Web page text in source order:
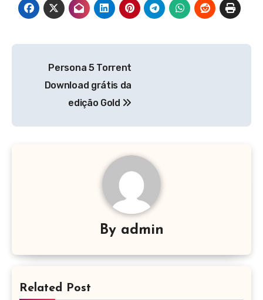
Persona 5 Torrent
Download grátis da
edição Gold
By admin
Related Post